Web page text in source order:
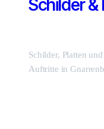
Schilder
Schilder, Platten
Auftritte in